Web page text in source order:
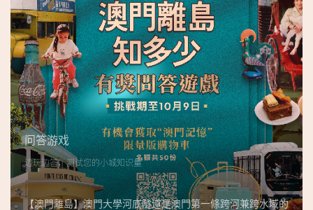
问答游戏
边玩边答，测试您的小城知识量
【澳門離島】澳門大學河底隧道是澳門第一條跨河兼跨水域的